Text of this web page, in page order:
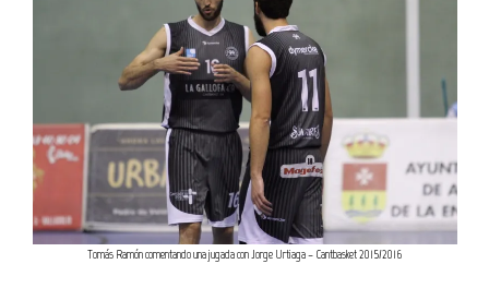
Tomás Ramón comentando una jugada con Jorge Urtiaga – Cantbasket 2015/2016